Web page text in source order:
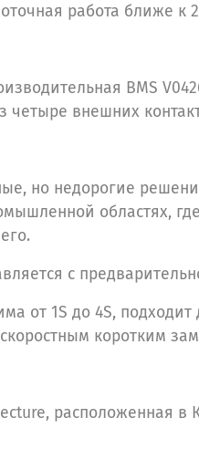
работа ближе
BMS
четыре внешних
но недорогие
областях,
с
от 1S до 4S,
коротким
расположенная